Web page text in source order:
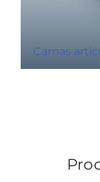
Camas